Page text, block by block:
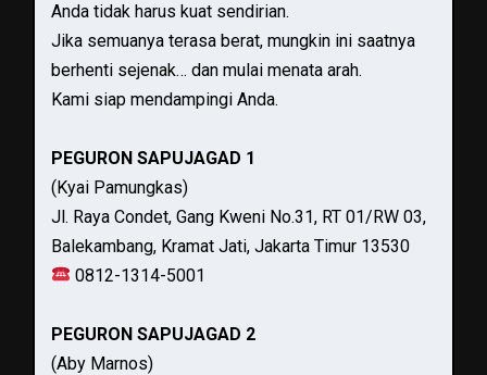
Anda tidak harus kuat sendirian.
Jika semuanya terasa berat, mungkin ini saatnya
berhenti sejenak… dan mulai menata arah.
Kami siap mendampingi Anda.
PEGURON SAPUJAGAD 1
(Kyai Pamungkas)
Jl. Raya Condet, Gang Kweni No.31, RT 01/RW 03,
Balekambang, Kramat Jati, Jakarta Timur 13530
0812-1314-5001
PEGURON SAPUJAGAD 2
(Aby Marnos)